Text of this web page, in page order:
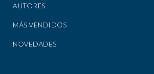
AUTORES
MÁS VENDIDOS
NOVEDADES